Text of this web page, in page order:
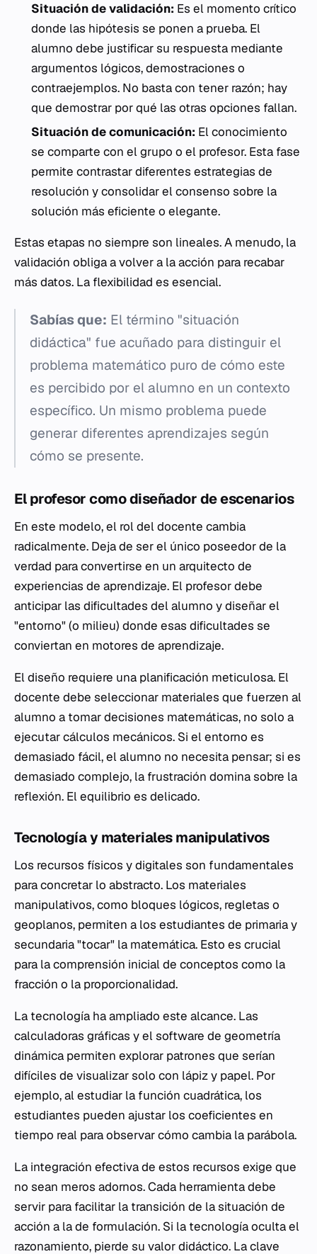
Situación de validación: Es el momento crítico
donde las hipótesis se ponen a prueba. El
alumno debe justificar su respuesta mediante
argumentos lógicos, demostraciones o
contraejemplos. No basta con tener razón; hay
que demostrar por qué las otras opciones fallan.
Situación de comunicación: El conocimiento
se comparte con el grupo o el profesor. Esta fase
permite contrastar diferentes estrategias de
resolución y consolidar el consenso sobre la
solución más eficiente o elegante.
Estas etapas no siempre son lineales. A menudo, la
validación obliga a volver a la acción para recabar
más datos. La flexibilidad es esencial.
Sabías que: El término "situación
didáctica" fue acuñado para distinguir el
problema matemático puro de cómo este
es percibido por el alumno en un contexto
específico. Un mismo problema puede
generar diferentes aprendizajes según
cómo se presente.
El profesor como diseñador de escenarios
En este modelo, el rol del docente cambia
radicalmente. Deja de ser el único poseedor de la
verdad para convertirse en un arquitecto de
experiencias de aprendizaje. El profesor debe
anticipar las dificultades del alumno y diseñar el
"entorno" (o milieu) donde esas dificultades se
conviertan en motores de aprendizaje.
El diseño requiere una planificación meticulosa. El
docente debe seleccionar materiales que fuerzen al
alumno a tomar decisiones matemáticas, no solo a
ejecutar cálculos mecánicos. Si el entorno es
demasiado fácil, el alumno no necesita pensar; si es
demasiado complejo, la frustración domina sobre la
reflexión. El equilibrio es delicado.
Tecnología y materiales manipulativos
Los recursos físicos y digitales son fundamentales
para concretar lo abstracto. Los materiales
manipulativos, como bloques lógicos, regletas o
geoplanos, permiten a los estudiantes de primaria y
secundaria "tocar" la matemática. Esto es crucial
para la comprensión inicial de conceptos como la
fracción o la proporcionalidad.
La tecnología ha ampliado este alcance. Las
calculadoras gráficas y el software de geometría
dinámica permiten explorar patrones que serían
difíciles de visualizar solo con lápiz y papel. Por
ejemplo, al estudiar la función cuadrática, los
estudiantes pueden ajustar los coeficientes en
tiempo real para observar cómo cambia la parábola.
La integración efectiva de estos recursos exige que
no sean meros adornos. Cada herramienta debe
servir para facilitar la transición de la situación de
acción a la de formulación. Si la tecnología oculta el
razonamiento, pierde su valor didáctico. La clave